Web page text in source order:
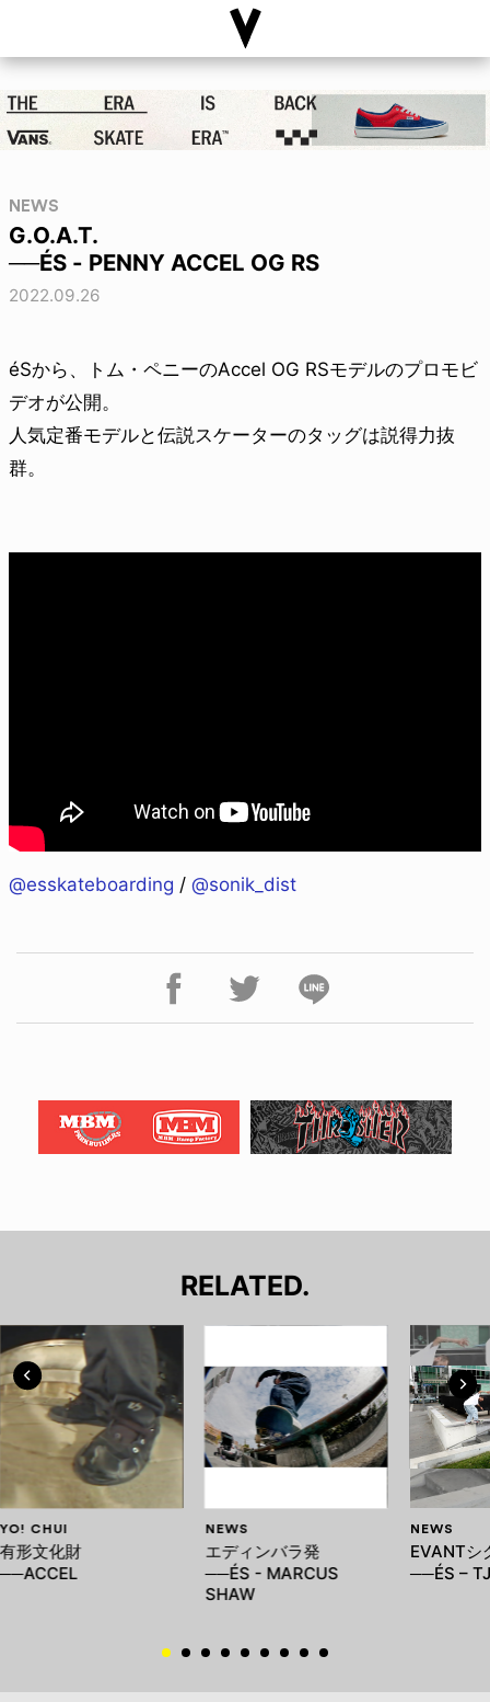
NEWS
G.O.A.T.
──ÉS - PENNY ACCEL OG RS
2022.09.26
éSから、トム・ペニーのAccel OG RSモデルのプロモビ
デオが公開。
人気定番モデルと伝説スケーターのタッグは説得力抜
群。
@esskateboarding / @sonik_dist
RELATED.
YO! CHUI
有形文化財
──ACCEL
NEWS
エディンバラ発
──ÉS - MARCUS
SHAW
NEWS
EVANTシ
──ÉS –